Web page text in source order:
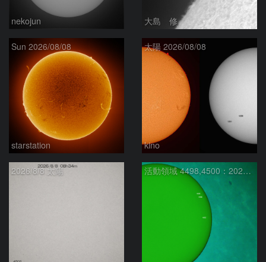
nekojun 大島 修
Sun 2026/08/08
starstation
太陽 2026/08/08
kino
2026/8/8 太陽 活動領域 4498,4500：2026/08/08